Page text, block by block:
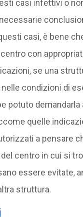
casi infettivi o
casi, è bene
con
se una
condizioni di
potuto demandarla
quelle
a pensare
centro in cui si
essere evitate,
struttura.